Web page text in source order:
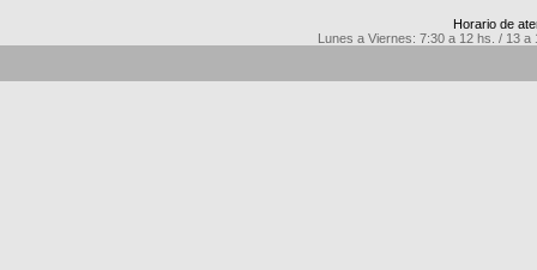
Horario de
Lunes a Viernes: 7:30 a 12 hs. / 13 a